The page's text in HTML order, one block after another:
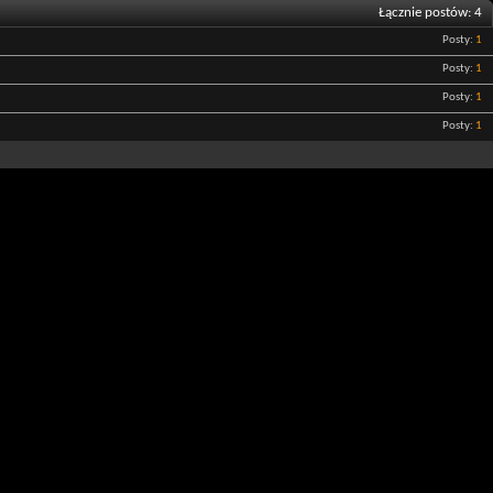
Łącznie postów 4
Posty 1
Posty 1
Posty 1
Posty 1